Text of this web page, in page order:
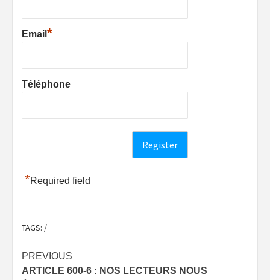
Email *
Téléphone
*Required field
TAGS: /
Post
PREVIOUS
ARTICLE 600-6 : NOS LECTEURS NOUS